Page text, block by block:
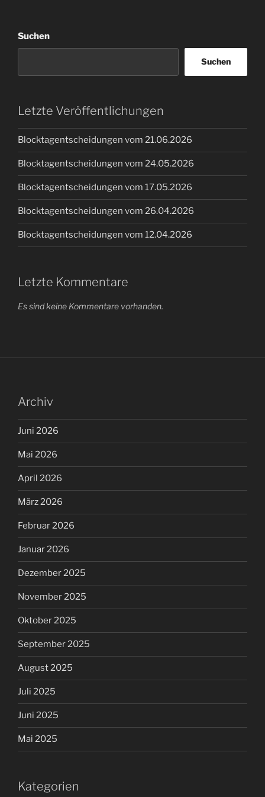
Suchen
Suchen
Letzte Veröffentlichungen
Blocktagentscheidungen vom 21.06.2026
Blocktagentscheidungen vom 24.05.2026
Blocktagentscheidungen vom 17.05.2026
Blocktagentscheidungen vom 26.04.2026
Blocktagentscheidungen vom 12.04.2026
Letzte Kommentare
Es sind keine Kommentare vorhanden.
Archiv
Juni 2026
Mai 2026
April 2026
März 2026
Februar 2026
Januar 2026
Dezember 2025
November 2025
Oktober 2025
September 2025
August 2025
Juli 2025
Juni 2025
Mai 2025
Kategorien